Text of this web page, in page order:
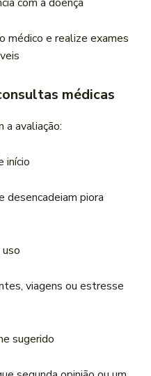
médico e realize exames
médicas
a avaliação:
início
desencadeiam piora
viagens ou estresse
sugerido